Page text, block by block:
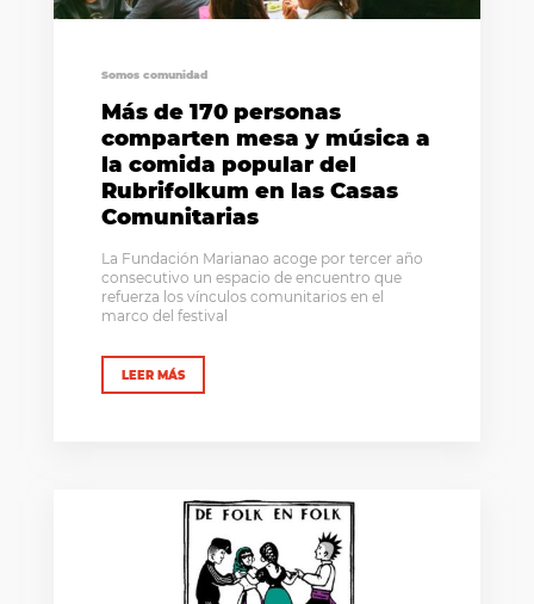
Somos comunidad
Más de 170 personas
comparten mesa y música a
la comida popular del
Rubrifolkum en las Casas
Comunitarias
La Fundación Marianao acoge por tercer año
consecutivo un espacio de encuentro que
refuerza los vínculos comunitarios en el
marco del festival
LEER MÁS